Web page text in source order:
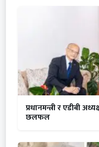
प्रधानमन्त्री र एडीबी
छलफल